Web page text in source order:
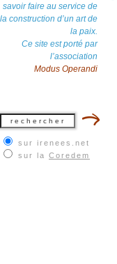
savoir faire au service de
la construction d’un art de
la paix.
Ce site est porté par
l’association
Modus Operandi
sur irenees.net
sur la Coredem